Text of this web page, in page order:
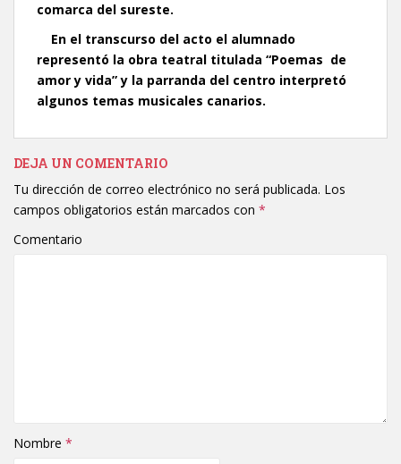
comarca del sureste.
En el transcurso del acto el alumnado
representó la obra teatral titulada “Poemas de
amor y vida” y la parranda del centro interpretó
algunos temas musicales canarios.
DEJA UN COMENTARIO
Tu dirección de correo electrónico no será publicada. Los
campos obligatorios están marcados con *
Comentario
Nombre *